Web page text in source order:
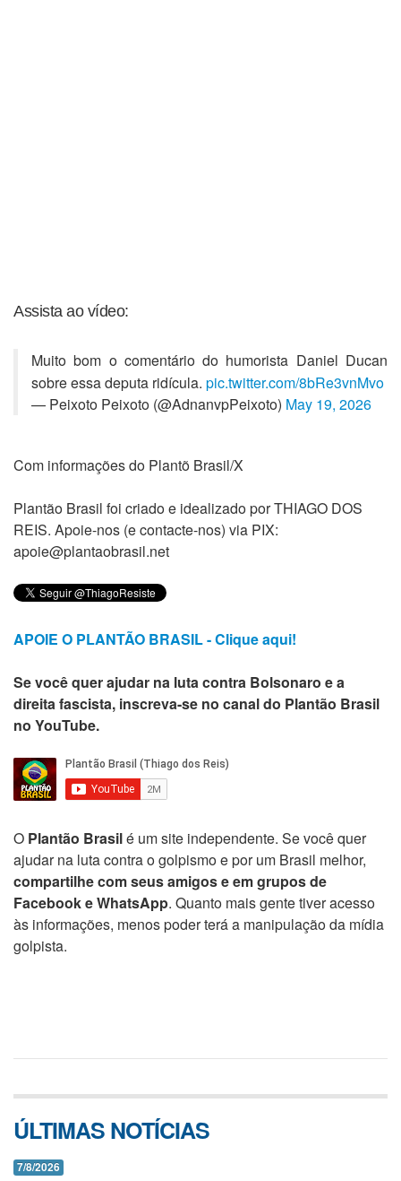
Assista ao vídeo:
Muito bom o comentário do humorista Daniel Ducan
sobre essa deputa ridícula. pic.twitter.com/8bRe3vnMvo
— Peixoto Peixoto (@AdnanvpPeixoto) May 19, 2026
Com informações do Plantõ Brasil/X
Plantão Brasil foi criado e idealizado por THIAGO DOS
REIS. Apoie-nos (e contacte-nos) via PIX:
apoie@plantaobrasil.net
APOIE O PLANTÃO BRASIL - Clique aqui!
Se você quer ajudar na luta contra Bolsonaro e a
direita fascista, inscreva-se no canal do Plantão Brasil
no YouTube.
O Plantão Brasilé um site independente. Se você quer
ajudar na luta contra o golpismo e por um Brasil melhor,
compartilhe com seus amigos e em grupos de
Facebook e WhatsApp. Quanto mais gente tiver acesso
às informações, menos poder terá a manipulação da mídia
golpista.
ÚLTIMAS NOTÍCIAS
7/8/2026